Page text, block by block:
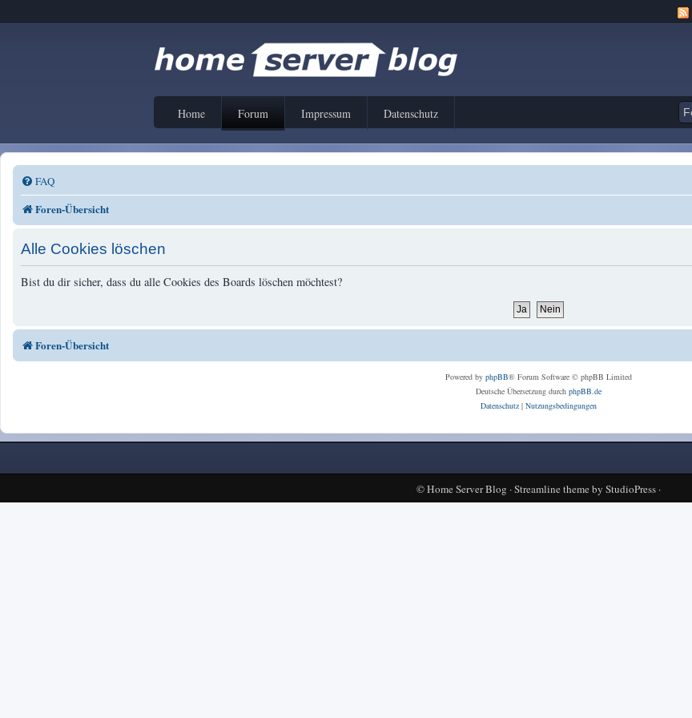
Home Forum Impressum Datenschutz
FAQ
Foren-Übersicht
Alle Cookies löschen
Bist du dir sicher, dass du alle Cookies des Boards löschen möchtest?
Foren-Übersicht
Powered by phpBB® Forum Software © phpBB Limited
Deutsche Übersetzung durch phpBB.de
Datenschutz| Nutzungsbedingungen
©Home Server Blog ·Streamline themeby StudioPress·